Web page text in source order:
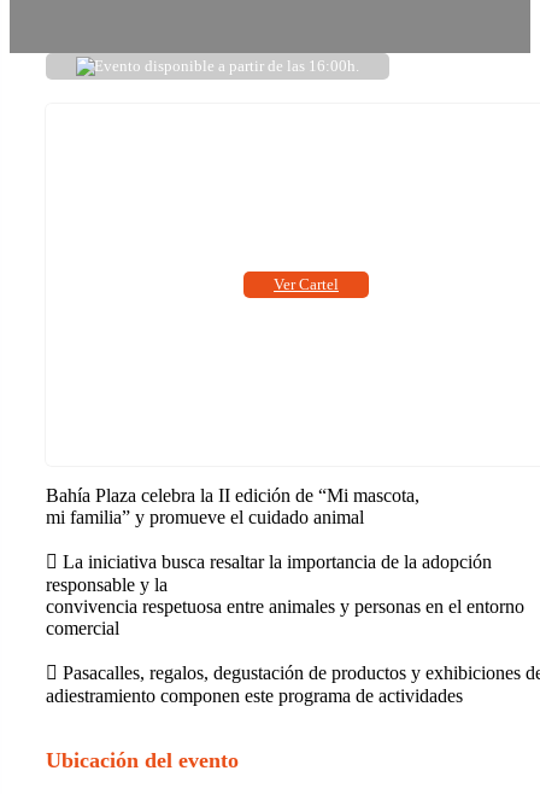
Evento disponible a partir de las 16:00h.
Bahía Plaza celebra la II edición de “Mi mascota,
mi familia” y promueve el cuidado animal
 La iniciativa busca resaltar la importancia de la adopción
responsable y la
convivencia respetuosa entre animales y personas en el entorno
comercial
 Pasacalles, regalos, degustación de productos y exhibiciones
adiestramiento componen este programa de actividades
Ver Cartel
Ubicación del evento